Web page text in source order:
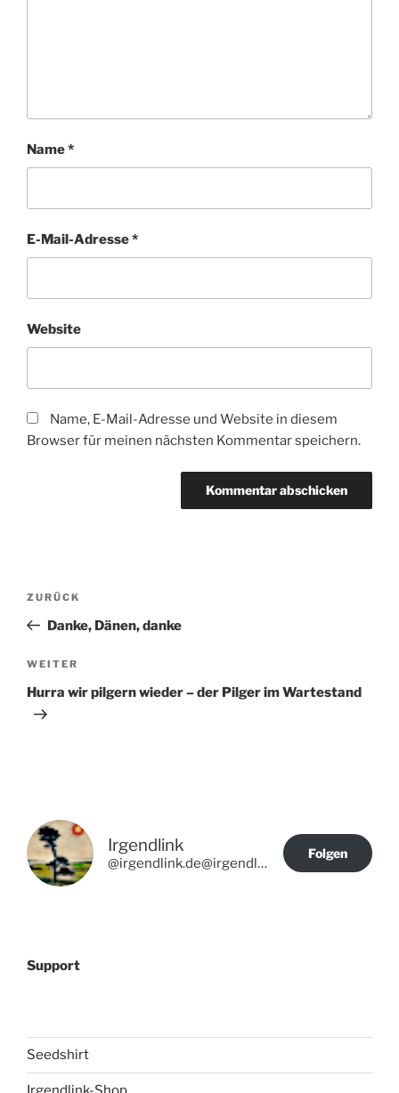
Name*
E-Mail-Adresse*
Website
Name, E-Mail-Adresse und Website in diesem
Browser für meinen nächsten Kommentar speichern.
Beitragsnavigation
Vorheriger
Beitrag
ZURÜCK
Danke, Dänen, danke
Nächster
Beitrag
WEITER
Hurra wir pilgern wieder – der Pilger im Wartestand
Irgendlink
@irgendlink.de@irgendlink.de
Folgen
Support
Seedshirt